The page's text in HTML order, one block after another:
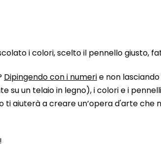
i colori, scelto il pennello giusto,
Dipingendo con i numerie non
un telaio in legno), i colori e i
aiuterà a creare un’opera d'arte che